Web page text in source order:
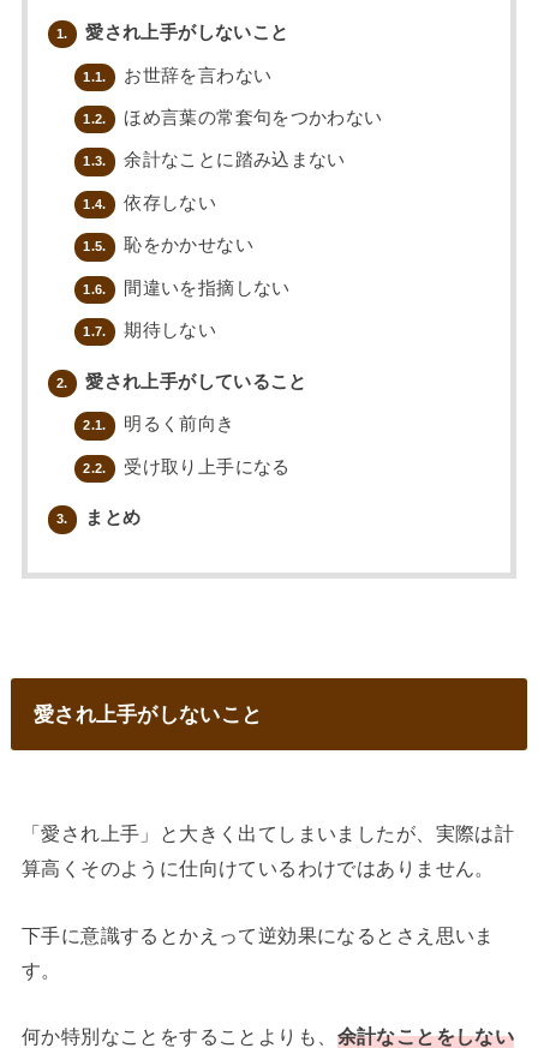
1. 愛され上手がしないこと
1.1. お世辞を言わない
1.2. ほめ言葉の常套句をつかわない
1.3. 余計なことに踏み込まない
1.4. 依存しない
1.5. 恥をかかせない
1.6. 間違いを指摘しない
1.7. 期待しない
2. 愛され上手がしていること
2.1. 明るく前向き
2.2. 受け取り上手になる
3. まとめ
愛され上手がしないこと
「愛され上手」と大きく出てしまいましたが、実際は計
算高くそのように仕向けているわけではありません。
下手に意識するとかえって逆効果になるとさえ思いま
す。
何か特別なことをすることよりも、 余計なことをしない